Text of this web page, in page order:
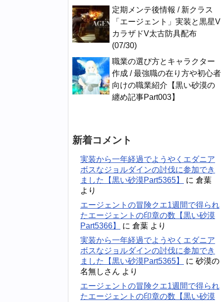
定期メンテ後情報 / 新クラス
「エージェント」実装と黒星V
カラザドV太古防具配布
(07/30)
職業の選び方とキャラクター
作成 / 最強職の在り方や初心者
向けの職業紹介【黒い砂漠の
纏め記事Part003】
新着コメント
実装から一年経過でようやくエダニア
ボスなジョルダインの討伐に参加でき
ました【黒い砂漠Part5365】
に 倉葉
より
エージェントの冒険クエ1週間で得られ
たエージェントの印章の数【黒い砂漠
Part5366】
に 倉葉 より
実装から一年経過でようやくエダニア
ボスなジョルダインの討伐に参加でき
ました【黒い砂漠Part5365】
に 砂漠の
名無しさん より
エージェントの冒険クエ1週間で得られ
たエージェントの印章の数【黒い砂漠